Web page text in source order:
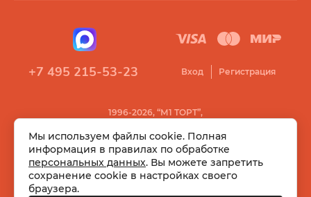
1996-2026, “М1 ТОРТ”,
+7 495 215-53-23 Вход Регистрация
Мы используем файлы cookie. Полная
информация в правилах по обработке
персональных данных. Вы можете запретить
сохранение cookie в настройках своего
браузера.